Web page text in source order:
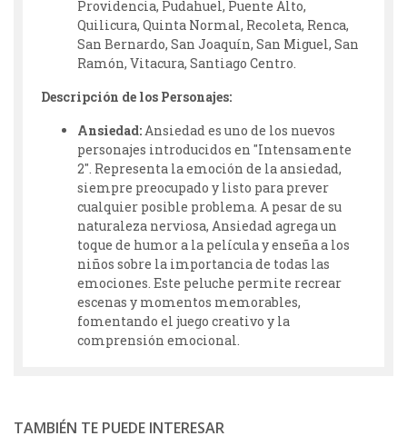
Providencia, Pudahuel, Puente Alto,
Quilicura, Quinta Normal, Recoleta, Renca,
San Bernardo, San Joaquín, San Miguel, San
Ramón, Vitacura, Santiago Centro.
Descripción de los Personajes:
Ansiedad: Ansiedad es uno de los nuevos
personajes introducidos en "Intensamente
2". Representa la emoción de la ansiedad,
siempre preocupado y listo para prever
cualquier posible problema. A pesar de su
naturaleza nerviosa, Ansiedad agrega un
toque de humor a la película y enseña a los
niños sobre la importancia de todas las
emociones. Este peluche permite recrear
escenas y momentos memorables,
fomentando el juego creativo y la
comprensión emocional.
TAMBIÉN TE PUEDE INTERESAR